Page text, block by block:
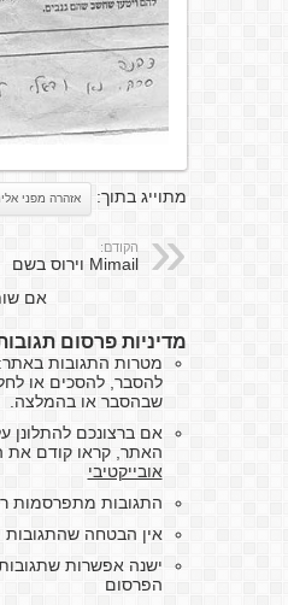
מתוייג בתוך: אזהרה מפני
הקודם:
Mimail וירוס בשם
אם
מדיניות פרסום
מטרות התגובות
להסבר, להסכים או
שבהסבר או בהמלצה.
אם ברצונכם להתלונן
האתר, קראו קודם את
אובייקטיבי
התגובות מתפרסמות
אין הבטחה שהתגובות
ישנה אפשרות שתגובות
הפרסום